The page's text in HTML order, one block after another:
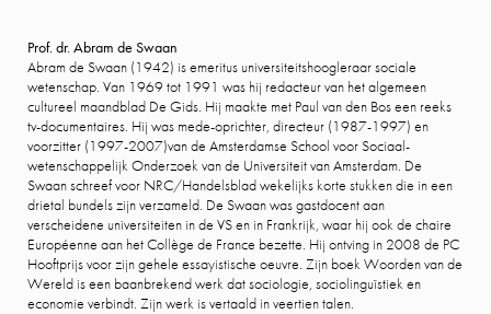
Prof. dr. Abram de Swaan
Abram de Swaan (1942) is emeritus universiteitshoogleraar sociale
wetenschap. Van 1969 tot 1991 was hij redacteur van het algemeen
cultureel maandblad De Gids. Hij maakte met Paul van den Bos een reeks
tv-documentaires. Hij was mede-oprichter, directeur (1987-1997) en
voorzitter (1997-2007)van de Amsterdamse School voor Sociaal-
wetenschappelijk Onderzoek van de Universiteit van Amsterdam. De
Swaan schreef voor NRC/Handelsblad wekelijks korte stukken die in een
drietal bundels zijn verzameld. De Swaan was gastdocent aan
verscheidene universiteiten in de VS en in Frankrijk, waar hij ook de chaire
Européenne aan het Collège de France bezette. Hij ontving in 2008 de PC
Hooftprijs voor zijn gehele essayistische oeuvre. Zijn boek Woorden van de
Wereld is een baanbrekend werk dat sociologie, sociolinguïstiek en
economie verbindt. Zijn werk is vertaald in veertien talen.